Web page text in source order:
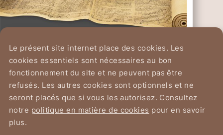
Nouveau projet de recherche pour
découvrir l'origine des manuscrits
de Qumrân
D'où proviennent les manuscrits de Qumrân,
plus connus sous le nom de rouleaux de la
Mer Morte, les plus anciens textes connus
en hébreu de nombreux livres de l'Ancien
Le présent site internet place des cookies. Les
cookies essentiels sont nécessaires au bon
fonctionnement du site et ne peuvent pas être
refusés. Les autres cookies sont optionnels et ne
seront placés que si vous les autorisez. Consultez
notre politique en matière de cookies pour en savoir
plus.